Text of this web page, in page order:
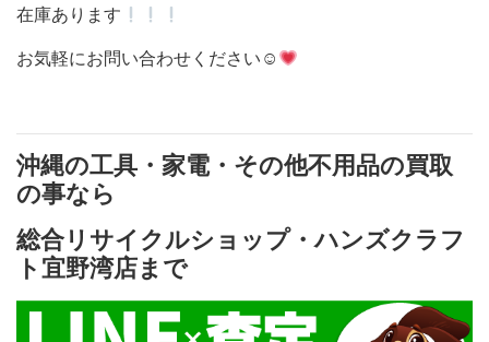
在庫あります
お気軽にお問い合わせください☺
沖縄の工具・家電・その他不用品の買取
の事なら
総合リサイクルショップ・ハンズクラフ
ト宜野湾店まで